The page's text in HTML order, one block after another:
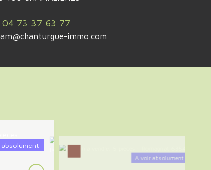
04 73 37 63 77
immo.com
absolument
A voir absolument